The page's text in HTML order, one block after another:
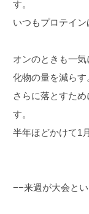
す。
いつもプロテイ
オンのときも一
化物の量を減らす
さらに落とすた
す。
半年ほどかけて1
−−来週が大会と